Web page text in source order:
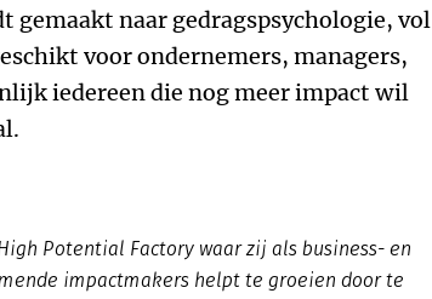
gemaakt naar gedragspsychologie, vol
voor ondernemers, managers,
iedereen die nog meer impact wil
Potential Factory waar zij als business- en
impactmakers helpt te groeien door te